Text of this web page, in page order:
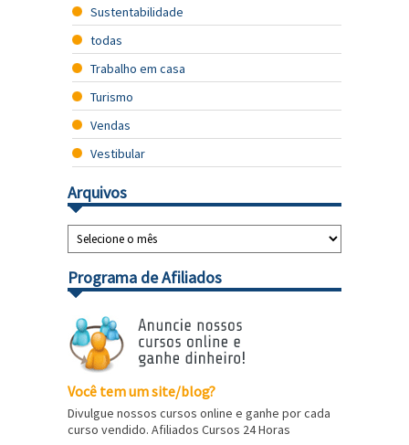
Sustentabilidade
todas
Trabalho em casa
Turismo
Vendas
Vestibular
Arquivos
Programa de Afiliados
Você tem um site/blog?
Divulgue nossos cursos online e ganhe por cada
curso vendido. Afiliados Cursos 24 Horas